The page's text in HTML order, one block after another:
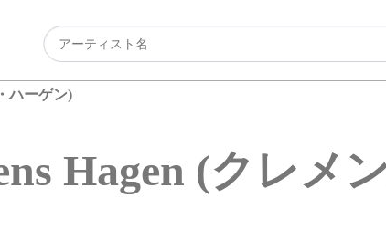
ハーゲン)
Hagen (クレメ